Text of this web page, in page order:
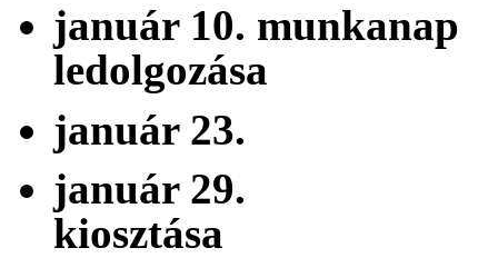
január 10.
ledolgozása
január 23.
január 29.
kiosztása